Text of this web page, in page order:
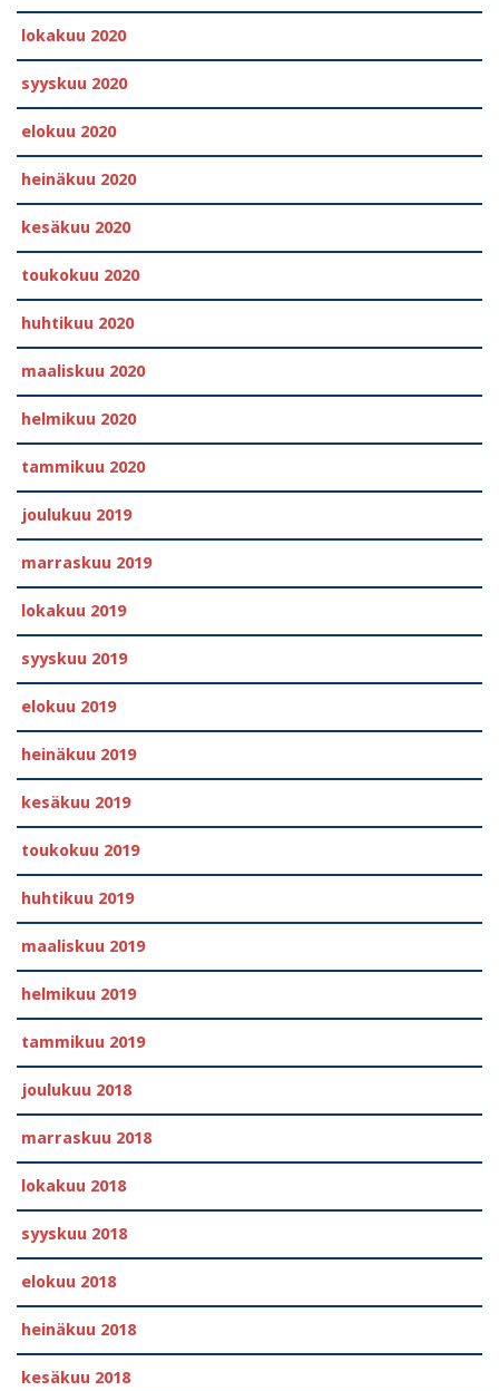
lokakuu 2020
syyskuu 2020
elokuu 2020
heinäkuu 2020
kesäkuu 2020
toukokuu 2020
huhtikuu 2020
maaliskuu 2020
helmikuu 2020
tammikuu 2020
joulukuu 2019
marraskuu 2019
lokakuu 2019
syyskuu 2019
elokuu 2019
heinäkuu 2019
kesäkuu 2019
toukokuu 2019
huhtikuu 2019
maaliskuu 2019
helmikuu 2019
tammikuu 2019
joulukuu 2018
marraskuu 2018
lokakuu 2018
syyskuu 2018
elokuu 2018
heinäkuu 2018
kesäkuu 2018